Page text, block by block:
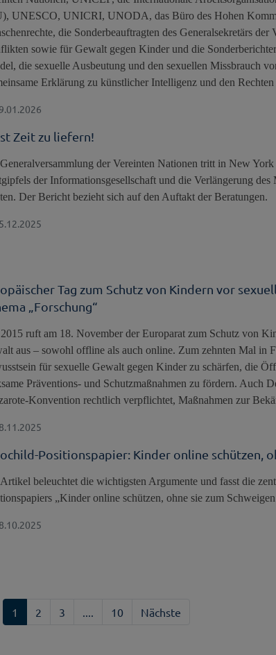
UNESCO, UNICRI, UNODA, das Büro des Hohen
die Sonderbeauftragten des Generalsekretärs
sowie für Gewalt gegen Kinder und die
die sexuelle Ausbeutung und den sexuellen Missbrauch
Erklärung zu künstlicher Intelligenz und den
Zeit zu liefern!
der Vereinten Nationen tritt in New
der Informationsgesellschaft und die Verlängerung
Der Bericht bezieht sich auf den Auftakt der Beratungen.
Tag zum Schutz von Kindern vor
„Forschung“
ruft am 18. November der Europarat zum Schutz von
aus – sowohl offline als auch online. Zum zehnten Mal in
für sexuelle Gewalt gegen Kinder zu schärfen, die
Präventions- und Schutzmaßnahmen zu fördern. Auch
Konvention rechtlich verpflichtet, Maßnahmen zur
Positionspapier: Kinder online schützen,
beleuchtet die wichtigsten Argumente und fasst die
„Kinder online schützen, ohne sie zum
1 2 3 10 Nächste